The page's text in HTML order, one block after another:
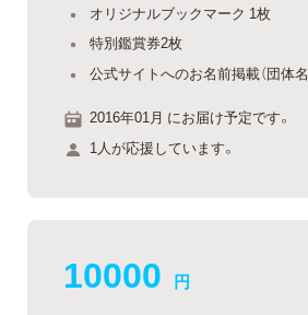
オリジナルブックマーク 1枚
特別鑑賞券2枚
公式サイトへのお名前掲載（団体名
2016年01月 にお届け予定です。
1人が応援しています。
10000 円